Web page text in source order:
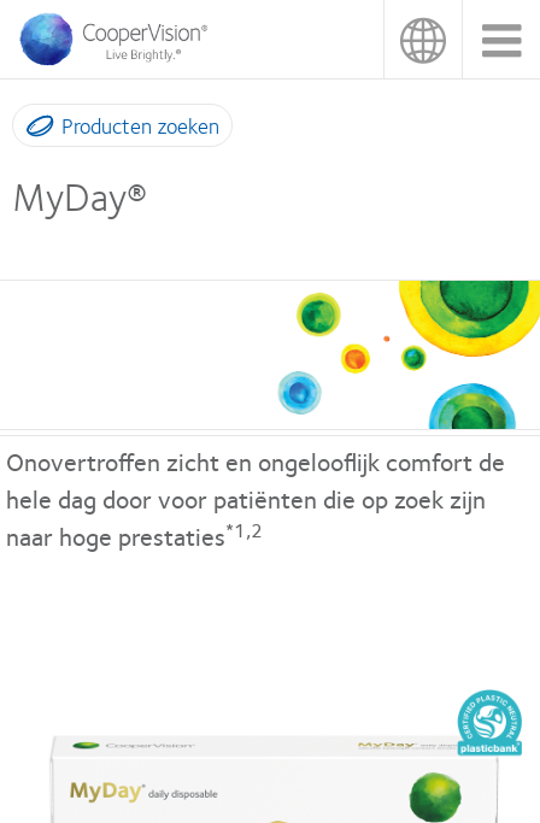
Overslaan
naar
de
inhoud
gaan
Producten zoeken
MyDay®
Onovertroffen zicht en ongelooflijk comfort de
hele dag door voor patiënten die op zoek zijn
naar hoge prestaties*1,2